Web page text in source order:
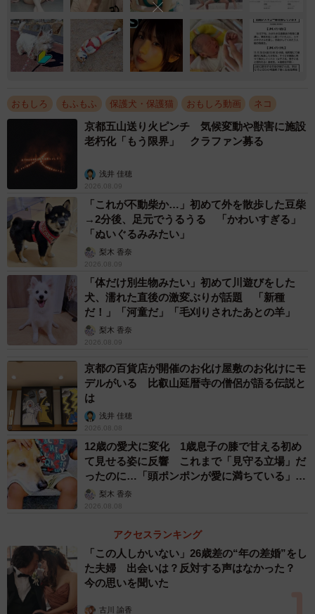
おもしろ もふもふ 保護犬・保護猫 おもしろ動画 ネコ
京都五山送り火ピンチ 気候変動や獣害に施設
老朽化「もう限界」 クラファン募る
浅井 佳穂
2026.08.09
「これが不動柴か…」初めて外を散歩した豆柴
→2分後、足元でうるうる 「かわいすぎる」
「ぬいぐるみみたい」
梨木 香奈
2026.08.09
「体だけ別生物みたい」初めて川遊びをした
犬、濡れた直後の激変ぶりが話題 「新種
だ！」「河童だ」「毛刈りされたあとの羊」
梨木 香奈
2026.08.09
京都の百貨店が開催のお化け屋敷のお化けにモ
デルがいる 比叡山延暦寺の僧侶が語る伝説と
は
浅井 佳穂
2026.08.08
12歳の愛犬に変化 1歳息子の膝で甘える初め
て見せる姿に反響 これまで「見守る立場」だ
ったのに…「頭ポンポンが愛に満ちている」
「尊…」
梨木 香奈
2026.08.08
アクセスランキング
「この人しかいない」26歳差の“年の差婚”をし
た夫婦 出会いは？反対する声はなかった？
今の思いを聞いた
古川 諭香